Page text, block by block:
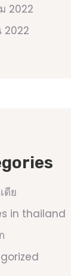
2022
2022
ดีย
in thailand